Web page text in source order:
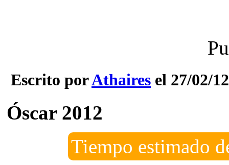
Escrito porAthaires el 27/02/12
Óscar 2012
Tiempo estimado